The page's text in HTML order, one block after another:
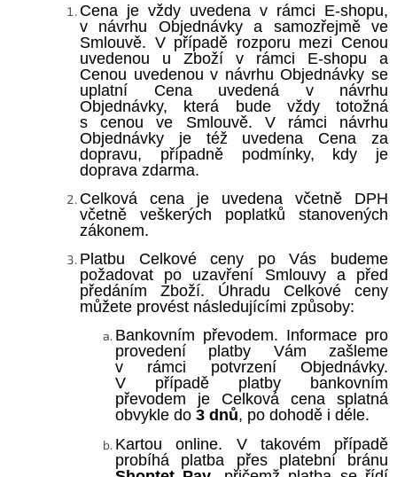
Cena je vždy uvedena v rámci E-shopu,
v návrhu Objednávky a samozřejmě ve
Smlouvě. V případě rozporu mezi Cenou
uvedenou u Zboží v rámci E-shopu a
Cenou uvedenou v návrhu Objednávky se
uplatní Cena uvedená v návrhu
Objednávky, která bude vždy totožná
s cenou ve Smlouvě. V rámci návrhu
Objednávky je též uvedena Cena za
dopravu, případně podmínky, kdy je
doprava zdarma.
Celková cena je uvedena včetně DPH
včetně veškerých poplatků stanovených
zákonem.
Platbu Celkové ceny po Vás budeme
požadovat po uzavření Smlouvy a před
předáním Zboží. Úhradu Celkové ceny
můžete provést následujícími způsoby:
Bankovním převodem. Informace pro
provedení platby Vám zašleme
v rámci potvrzení Objednávky.
V případě platby bankovním
převodem je Celková cena splatná
obvykle do 3 dnů, po dohodě i déle.
Kartou online. V takovém případě
probíhá platba přes platební bránu